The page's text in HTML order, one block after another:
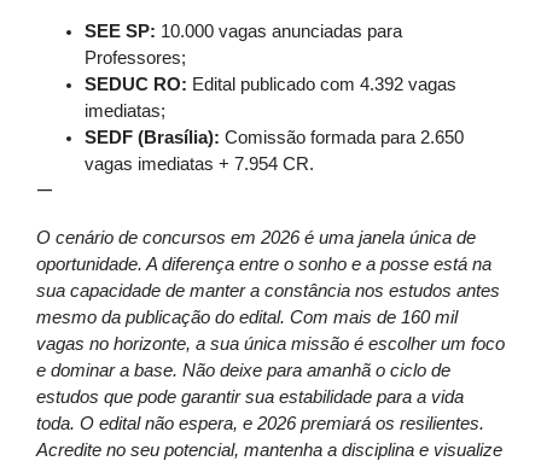
SEE SP: 10.000 vagas anunciadas para
Professores;
SEDUC RO: Edital publicado com 4.392 vagas
imediatas;
SEDF (Brasília): Comissão formada para 2.650
vagas imediatas + 7.954 CR.
—
O cenário de concursos em 2026 é uma janela única de
oportunidade. A diferença entre o sonho e a posse está na
sua capacidade de manter a constância nos estudos antes
mesmo da publicação do edital. Com mais de 160 mil
vagas no horizonte, a sua única missão é escolher um foco
e dominar a base. Não deixe para amanhã o ciclo de
estudos que pode garantir sua estabilidade para a vida
toda. O edital não espera, e 2026 premiará os resilientes.
Acredite no seu potencial, mantenha a disciplina e visualize